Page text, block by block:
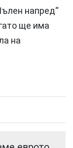
напред“
ще има
на